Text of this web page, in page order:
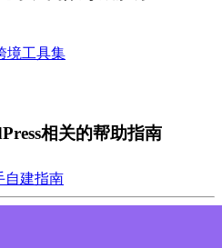
境工具集
相关的帮助指南
自建指南